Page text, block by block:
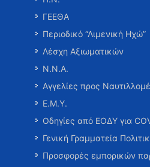
ΓΕΕΘΑ
Περιοδικό “Λιμενική Ηχώ”
Λέσχη Αξιωματικών
Ν.Ν.Α.
Αγγελίες προς
Ε.Μ.Υ.
Οδηγίες από ΕΟΔΥ για
Γενική Γραμματεία
Προσφορές εμπορικών